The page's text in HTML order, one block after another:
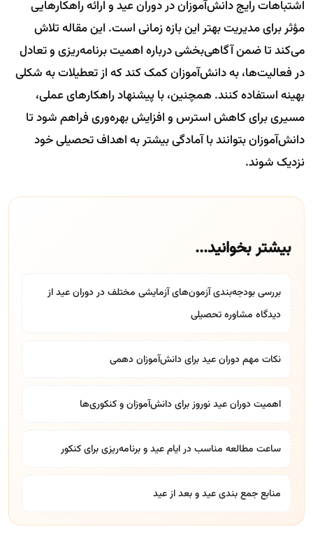
اشتباهات رایج دانش‌آموزان در دوران عید و ارائه راهکارهایی
مؤثر برای مدیریت بهتر این بازه زمانی است. این مقاله تلاش
می‌کند تا ضمن آگاهی‌بخشی درباره اهمیت برنامه‌ریزی و تعادل
در فعالیت‌ها، به دانش‌آموزان کمک کند که از تعطیلات به شکلی
بهینه استفاده کنند. همچنین، با پیشنهاد راهکارهای عملی،
مسیری برای کاهش استرس و افزایش بهره‌وری فراهم شود تا
دانش‌آموزان بتوانند با آمادگی بیشتر به اهداف تحصیلی خود
نزدیک شوند.
بیشتر بخوانید...
بررسی بودجه‌بندی آزمون‌های آزمایشی مختلف در دوران عید از
دیدگاه مشاوره تحصیلی
نکات مهم دوران عید برای دانش‌آموزان دهمی
اهمیت دوران عید نوروز برای دانش‌آموزان و کنکوری‌ها
ساعت مطالعه مناسب در ایام عید و برنامه‌ریزی برای کنکور
منابع جمع بندی عید و بعد از عید